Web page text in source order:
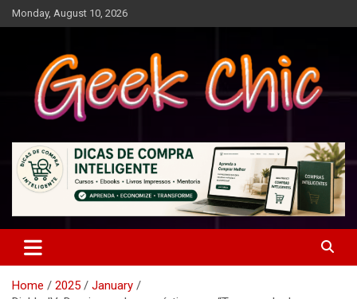
Skip
to
Monday, August 10, 2026
Geek Chic
Home 2025
January